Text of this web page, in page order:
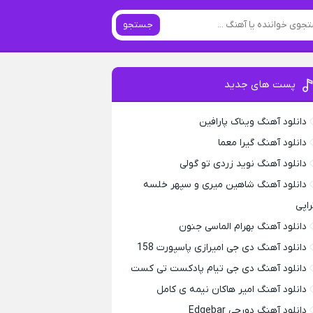
جستجو
پست های جدید
دانلود آهنگ ویناک پارافین
دانلود آهنگ گیرا معما
دانلود آهنگ نوید زردی تو گولی
دانلود آهنگ شاهین میری و سپهر خلسه
دانلود آهنگ بهرام الماسی جنون
دانلود آهنگ دی جی امیرازی پاسپورت 158
دانلود آهنگ دی جی تیام پادکست تی کست
دانلود آهنگ امیر هاکان نیمه ی کامل
دانلود آهنگ دورچی Edgebar